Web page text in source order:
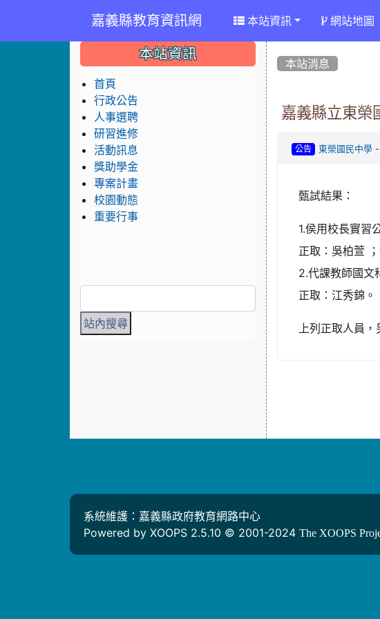
嘉義縣教育資訊網 本站資訊 網站地圖
本站消息
嘉義縣立東榮
公告 東榮國民中學 -
甄試結果：
1.侯用校長實習
正取：吳柏萱
2.代課教師國文
正取：江秀
上列正取人員，
::: 本站資訊
首頁
行政公告
人事選聘
研習進修
活動訊息
獎助學金
專案計畫
校園動態
重要行事
系統維護：嘉義縣政府教育網路中心
Powered by XOOPS 2.5.10 © 2001-2024 The XOOPS